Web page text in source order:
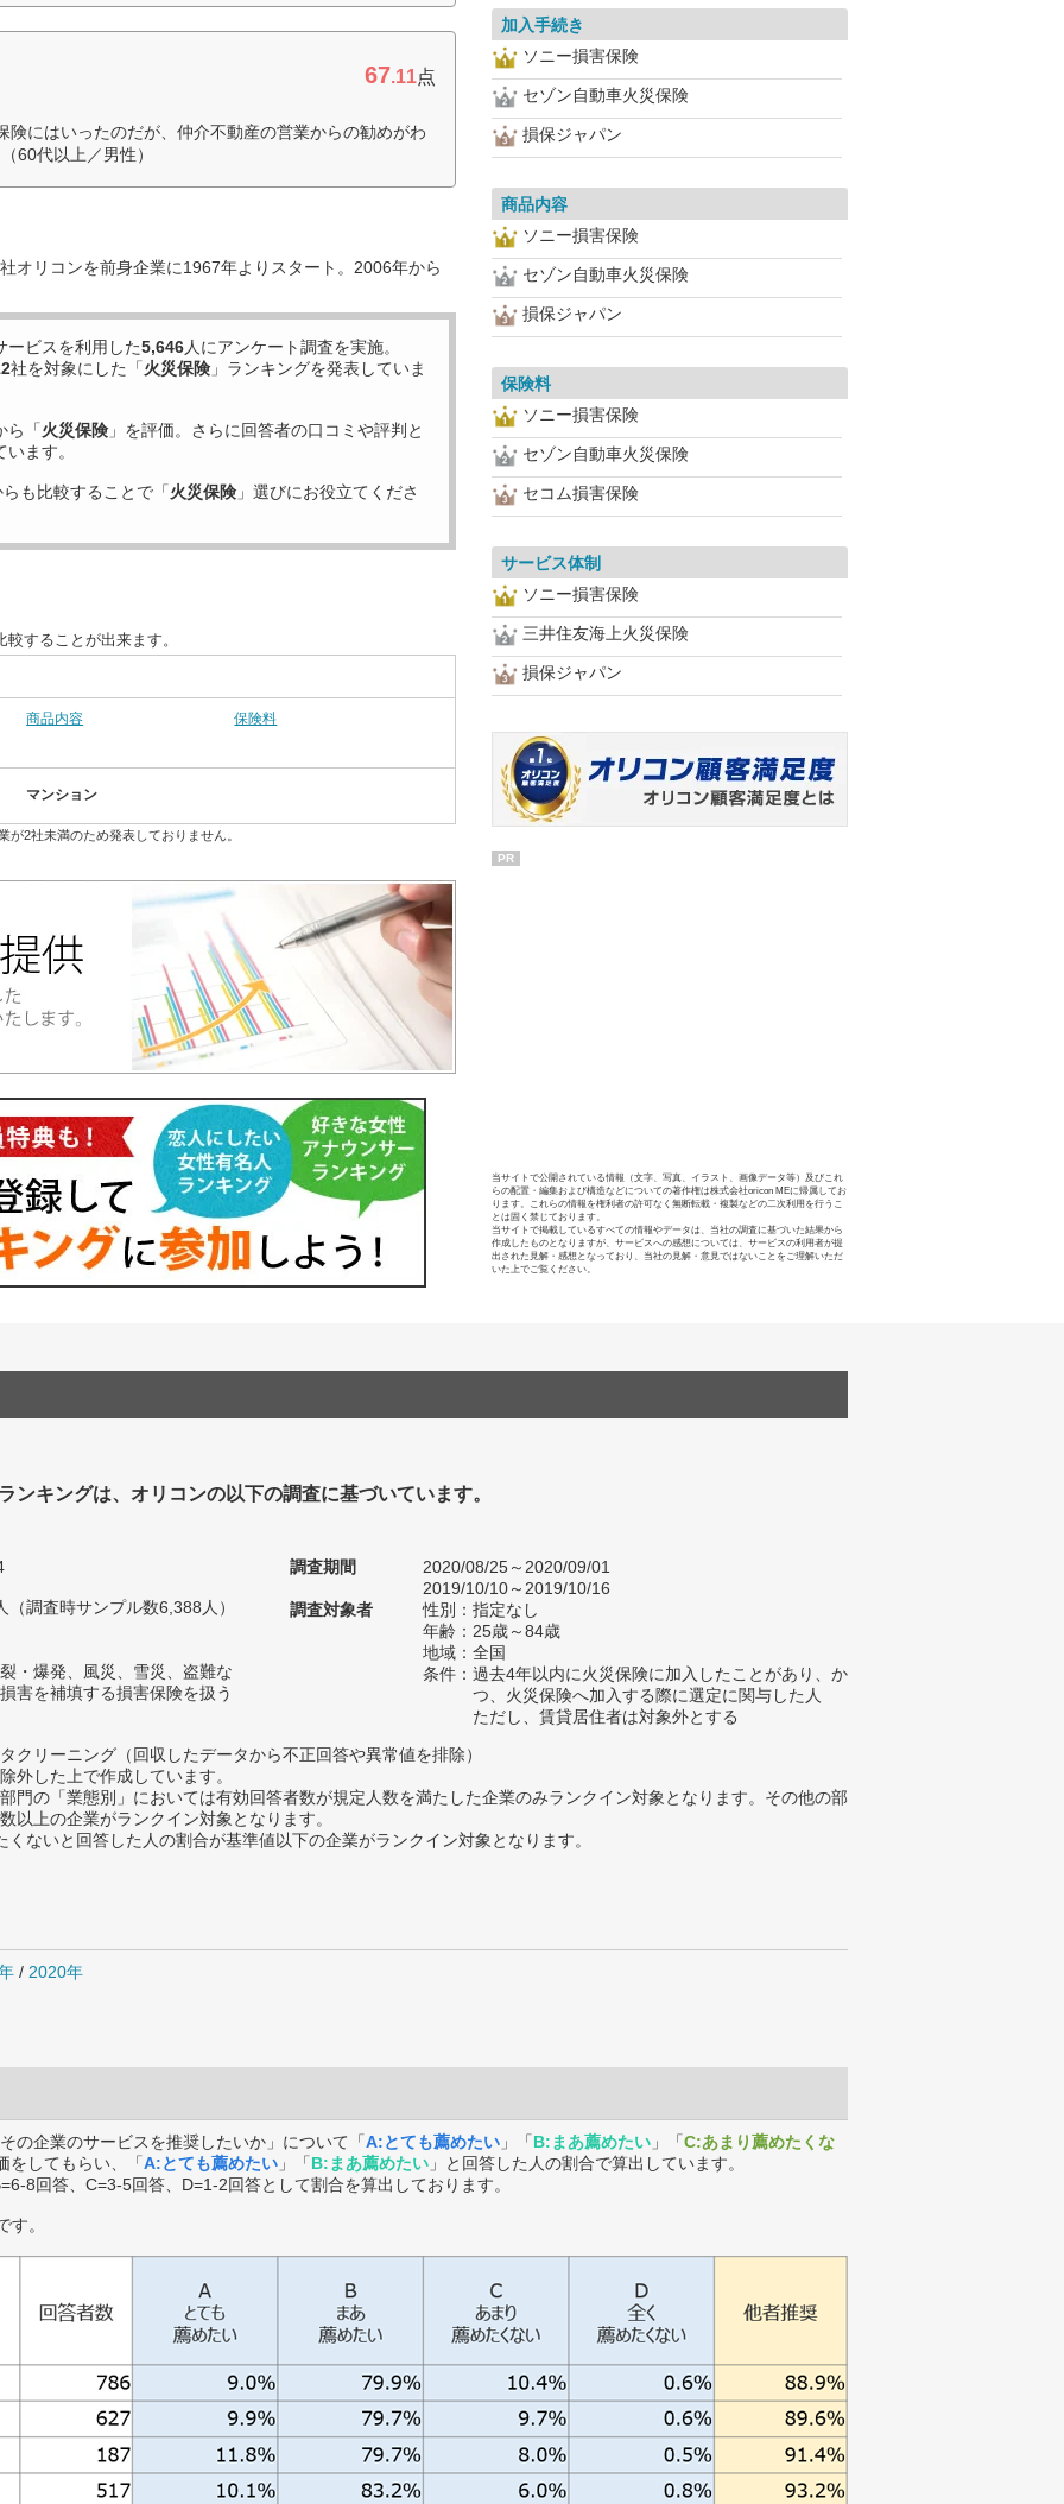
67.11点
険にはいったのだが、仲介不動産の営業からの勧めがわ
60代以上／男性）
オリコンを前身企業に1967年よりスタート。2006年から
ービスを利用した5,646人にアンケート調査を実施。
社を対象にした「火災保険 」ランキングを発表していま
ら「火災保険 」を評価。さらに回答者の口コミや評判と
ます。
も比較することで「火災保険 」選びにお役立てくださ
することが出来ます。
商品内容 保険料
マンション
2社未満のため発表しておりません。
加入手続き
ソニー損害保険
セゾン自動車火災保険
損保ジャパン
商品内容
ソニー損害保険
セゾン自動車火災保険
損保ジャパン
保険料
ソニー損害保険
セゾン自動車火災保険
セコム損害保険
サービス体制
ソニー損害保険
三井住友海上火災保険
損保ジャパン
PR
当サイトで公開されている情報（文字、写真、イラスト、画像データ等）及びこれ
らの配置・編集および構造などについての著作権は株式会社oricon MEに帰属してお
ります。これらの情報を権利者の許可なく無断転載・複製などの二次利用を行うこ
とは固く禁じております。
当サイトで掲載しているすべての情報やデータは、当社の調査に基づいた結果から
作成したものとなりますが、サービスへの感想については、サービスの利用者が提
出された見解・感想となっており、当社の見解・意見ではないことをご理解いただ
いた上でご覧ください。
ンキングは、オリコンの以下の調査に基づいています。
（調査時サンプル数6,388人）
・爆発、風災、雪災、盗難な
害を補填する損害保険を扱う
調査期間
2020/08/25～2020/09/01
2019/10/10～2019/10/16
調査対象者
性別：指定なし
年齢：25歳～84歳
地域：全国
条件：過去4年以内に火災保険に加入したことがあり、か
つ、火災保険へ加入する際に選定に関与した人
ただし、賃貸居住者は対象外とする
リーニング（回収したデータから不正回答や異常値を排除）
した上で作成しています。
門の「業態別」においては有効回答者数が規定人数を満たした企業のみランクイン対象となります。その他の部
以上の企業がランクイン対象となります。
ないと回答した人の割合が基準値以下の企業がランクイン対象となります。
/ 2020年
の企業のサービスを推奨したいか」について「A:とても薦めたい 」「B:まあ薦めたい 」「C:あまり薦めたくな
をしてもらい、「A:とても薦めたい 」「B:まあ薦めたい 」と回答した人の割合で算出しています。
8回答、C=3-5回答、D=1-2回答として割合を算出しております。
。